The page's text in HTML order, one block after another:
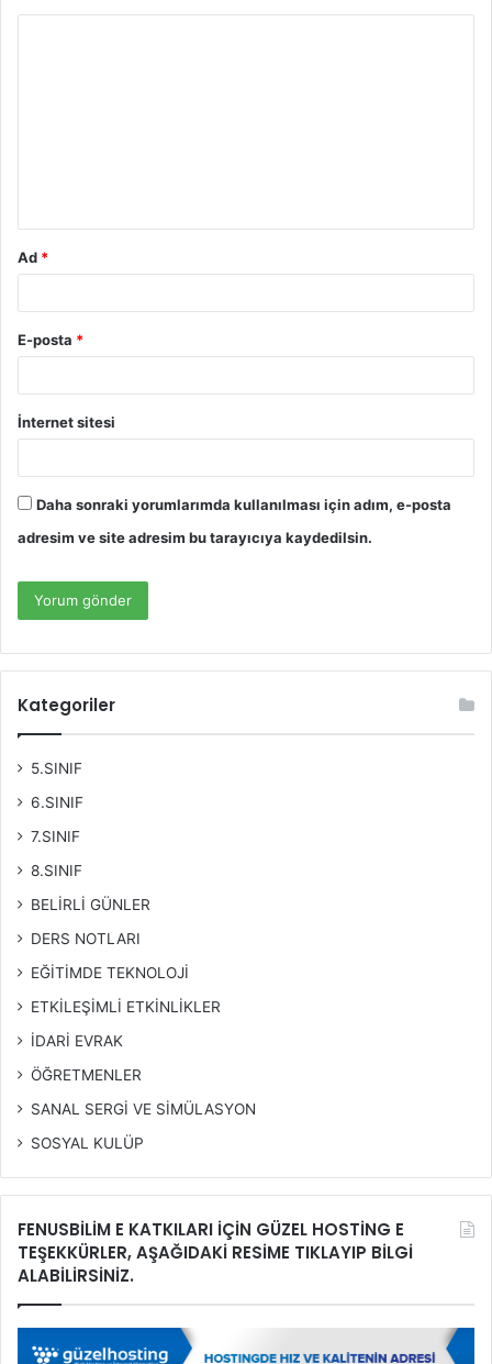
Ad *
E-posta *
İnternet sitesi
Daha sonraki yorumlarımda kullanılması için adım, e-posta
adresim ve site adresim bu tarayıcıya kaydedilsin.
Kategoriler
5.SINIF
6.SINIF
7.SINIF
8.SINIF
BELİRLİ GÜNLER
DERS NOTLARI
EĞİTİMDE TEKNOLOJİ
ETKİLEŞİMLİ ETKİNLİKLER
İDARİ EVRAK
ÖĞRETMENLER
SANAL SERGİ VE SİMÜLASYON
SOSYAL KULÜP
FENUSBİLİM E KATKILARI İÇİN GÜZEL HOSTİNG E
TEŞEKKÜRLER, AŞAĞIDAKİ RESİME TIKLAYIP BİLGİ
ALABİLİRSİNİZ.